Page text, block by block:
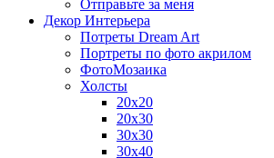
Отправьте за меня
Декор Интерьера
Потреты Dream Art
Портреты по фото акрилом
ФотоМозаика
Холсты
20х20
20х30
30х30
30х40